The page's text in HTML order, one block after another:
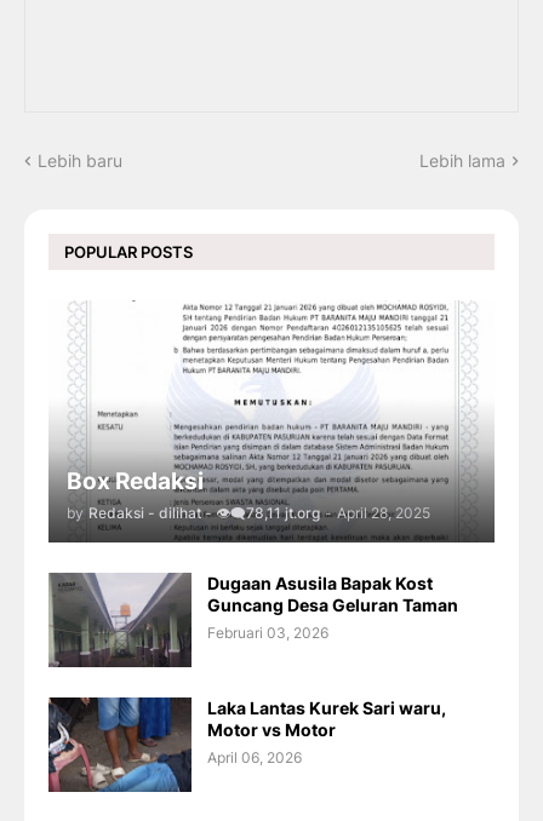
Lebih baru Lebih lama
POPULAR POSTS
Box Redaksi
by Redaksi - dilihat - 👁️‍🗨️78,11 jt.org - April 28, 2025
Dugaan Asusila Bapak Kost
Guncang Desa Geluran Taman
Februari 03, 2026
Laka Lantas Kurek Sari waru,
Motor vs Motor
April 06, 2026